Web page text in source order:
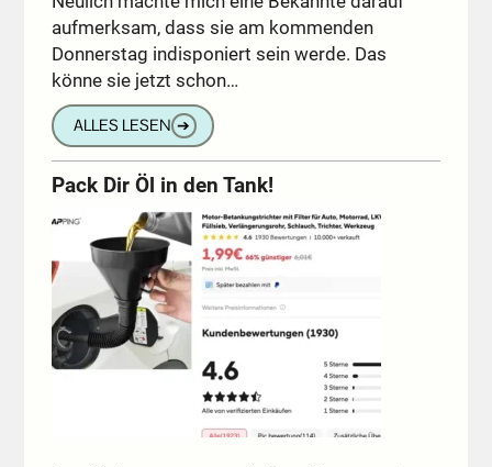
aufmerksam, dass sie am kommenden
Donnerstag indisponiert sein werde. Das
könne sie jetzt schon…
ALLES LESEN ➔
Pack Dir Öl in den Tank!